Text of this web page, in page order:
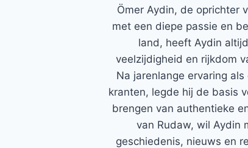
Ömer Aydin, de oprichter
met een diepe passie en
land, heeft Aydin
veelzijdigheid en rijkdom
Na jarenlange ervaring
kranten, legde hij de basis
brengen van authentieke
van Rudaw, wil Aydin
geschiedenis, nieuws en